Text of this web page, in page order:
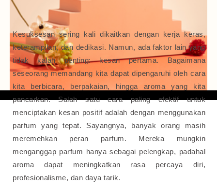
Kesuksesan sering kali dikaitkan dengan kerja keras,
keterampilan, dan dedikasi. Namun, ada faktor lain yang
tidak kalah penting: kesan pertama. Bagaimana
seseorang memandang kita dapat dipengaruhi oleh cara
kita berbicara, berpakaian, hingga aroma yang kita
pancarkan. Salah satu cara paling efektif untuk
menciptakan kesan positif adalah dengan menggunakan
parfum yang tepat. Sayangnya, banyak orang masih
meremehkan peran parfum. Mereka mungkin
menganggap parfum hanya sebagai pelengkap, padahal
aroma dapat meningkatkan rasa percaya diri,
profesionalisme, dan daya tarik.